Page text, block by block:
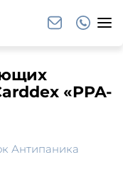
«PPA-
Антипаника